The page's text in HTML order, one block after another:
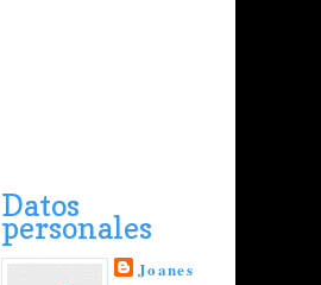
Datos
personales
Joanes